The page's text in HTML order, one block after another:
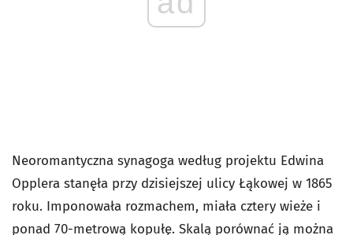
Neoromantyczna synagoga według projektu Edwina
Opplera stanęła przy dzisiejszej ulicy Łąkowej w 1865
roku. Imponowała rozmachem, miała cztery wieże i
ponad 70-metrową kopułę. Skalą porównać ją można